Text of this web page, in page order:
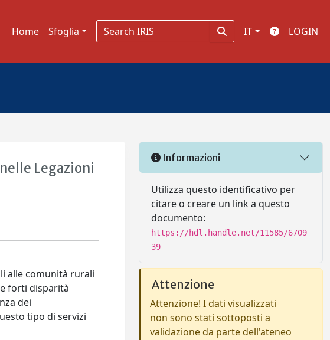
Home Sfoglia IT LOGIN
Legazioni
alle comunità rurali
forti disparità
dei
tipo di servizi
Informazioni
Utilizza questo identificativo per
citare o creare un link a questo
documento:
https://hdl.handle.net/11585/6709
39
Attenzione
Attenzione! I dati visualizzati
non sono stati sottoposti a
validazione da parte dell'ateneo